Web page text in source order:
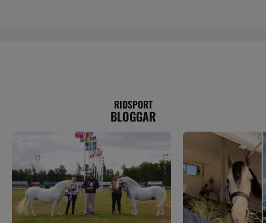
RIDSPORT
BLOGGAR